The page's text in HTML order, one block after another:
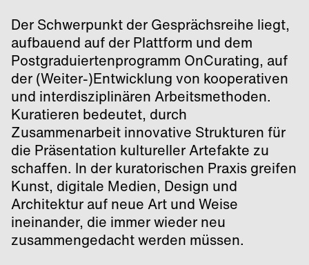
Der Schwerpunkt der Gesprächsreihe liegt,
aufbauend auf der Plattform und dem
Postgraduiertenprogramm OnCurating, auf
der (Weiter-)Entwicklung von kooperativen
und interdisziplinären Arbeitsmethoden.
Kuratieren bedeutet, durch
Zusammenarbeit innovative Strukturen für
die Präsentation kultureller Artefakte zu
schaffen. In der kuratorischen Praxis greifen
Kunst, digitale Medien, Design und
Architektur auf neue Art und Weise
ineinander, die immer wieder neu
zusammengedacht werden müssen.